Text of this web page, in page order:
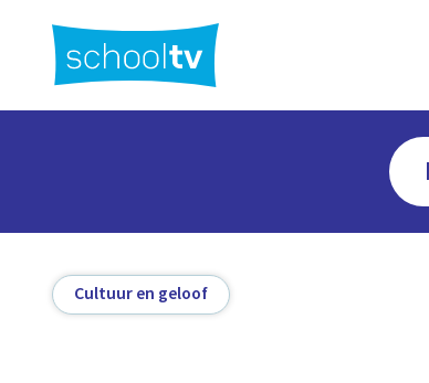
hoofdinhoud
Cultuur en geloof